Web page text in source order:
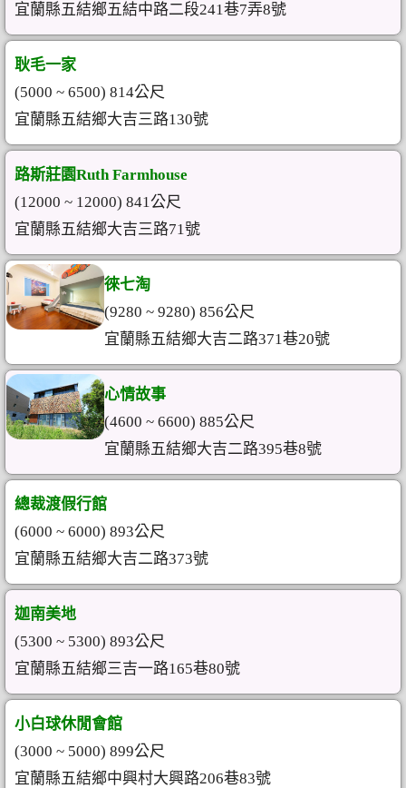
宜蘭縣五結鄉五結中路二段241巷7弄8號
耿毛一家
(5000 ~ 6500) 814公尺
宜蘭縣五結鄉大吉三路130號
路斯莊園Ruth Farmhouse
(12000 ~ 12000) 841公尺
宜蘭縣五結鄉大吉三路71號
徠七淘
(9280 ~ 9280) 856公尺
宜蘭縣五結鄉大吉二路371巷20號
心情故事
(4600 ~ 6600) 885公尺
宜蘭縣五結鄉大吉二路395巷8號
總裁渡假行館
(6000 ~ 6000) 893公尺
宜蘭縣五結鄉大吉二路373號
迦南美地
(5300 ~ 5300) 893公尺
宜蘭縣五結鄉三吉一路165巷80號
小白球休閒會館
(3000 ~ 5000) 899公尺
宜蘭縣五結鄉中興村大興路206巷83號